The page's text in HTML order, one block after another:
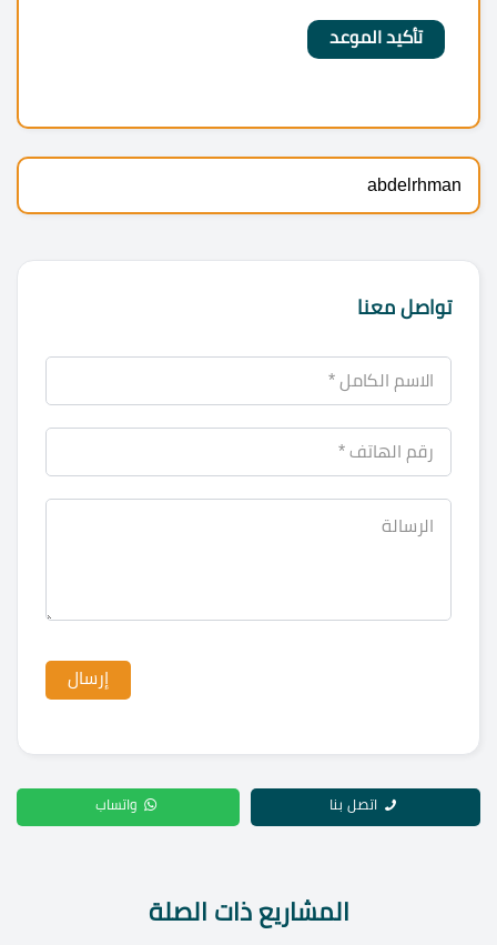
abdelrhman
تواصل معنا
اتصل بنا واتساب
المشاريع ذات الصلة